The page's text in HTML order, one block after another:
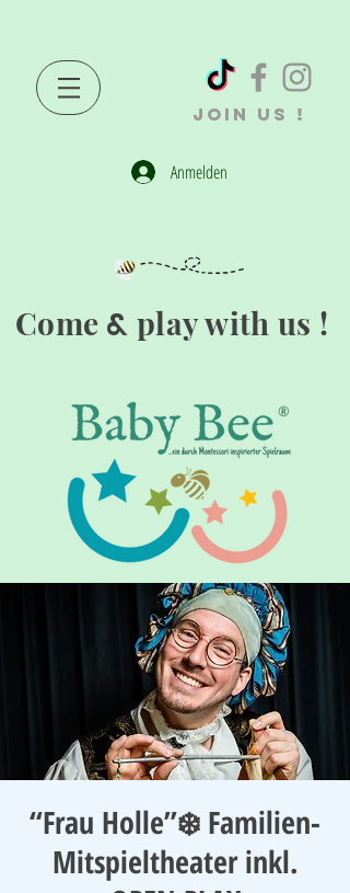
JOIN US !
Anmelden
Come & play with us !
®
“Frau Holle”❄️ Familien-
Mitspieltheater inkl.